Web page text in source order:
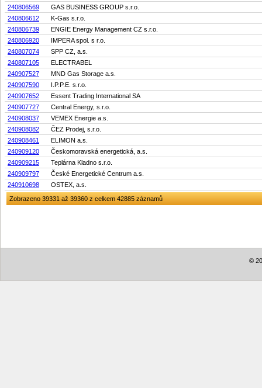
240806569
GAS BUSINESS GROUP s.r.o.
240806612
K-Gas s.r.o.
240806739
ENGIE Energy Management CZ s.r.o.
240806920
IMPERA spol. s r.o.
240807074
SPP CZ, a.s.
240807105
ELECTRABEL
240907527
MND Gas Storage a.s.
240907590
I.P.P.E. s.r.o.
240907652
Essent Trading International SA
240907727
Central Energy, s.r.o.
240908037
VEMEX Energie a.s.
240908082
ČEZ Prodej, s.r.o.
240908461
ELIMON a.s.
240909120
Českomoravská energetická, a.s.
240909215
Teplárna Kladno s.r.o.
240909797
České Energetické Centrum a.s.
240910698
OSTEX, a.s.
Zobrazeno 39331 až 39360 z celkem 42885 záznamů
©